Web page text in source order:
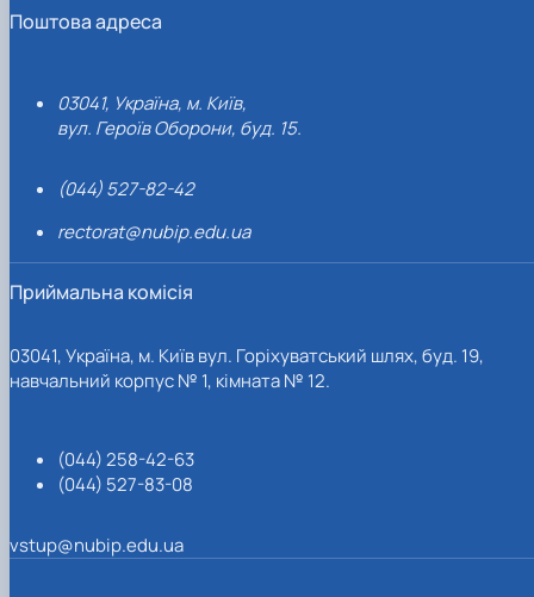
Поштова адреса
03041, Україна, м. Київ,
вул. Героїв Оборони, буд. 15.
(044) 527-82-42
rectorat@nubip.edu.ua
Приймальна комісія
03041, Україна, м. Київ вул. Горіхуватський шлях, буд. 19,
навчальний корпус № 1, кімната № 12.
(044) 258-42-63
(044) 527-83-08
vstup@nubip.edu.ua